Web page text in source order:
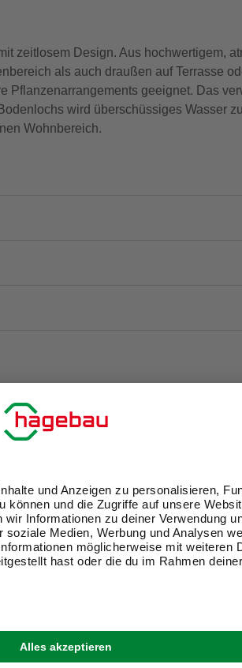
zeitlosem Design. Aus hochwertigem,
als auch draußen auf Terrasse
Pflanzenarrangements geeignet. Das
wird überschüssiges Wasser
Wohnbereich.